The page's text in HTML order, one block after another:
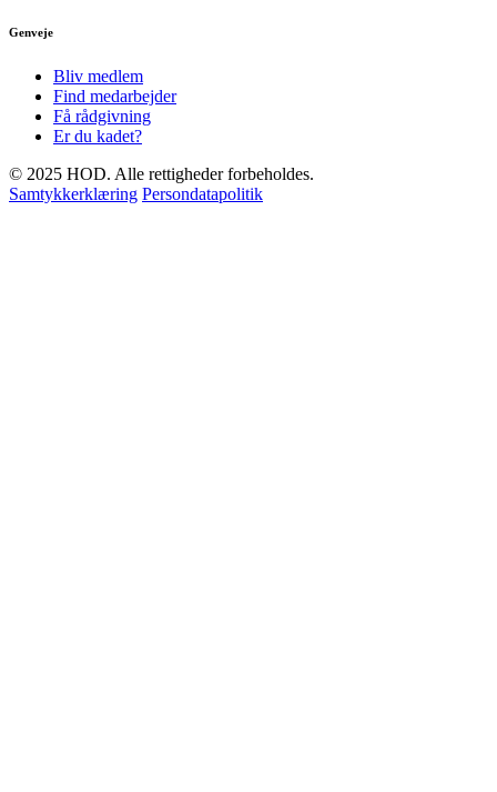
Genveje
Bliv medlem
Find medarbejder
Få rådgivning
Er du kadet?
© 2025 HOD. Alle rettigheder forbeholdes.
Samtykkerklæring Persondatapolitik